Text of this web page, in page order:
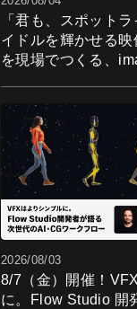
「君も、スポット
イドルを輝かせる
を現場でつくる、
2026/08/03
8/7（金）開催！
に。Flow Studio 開